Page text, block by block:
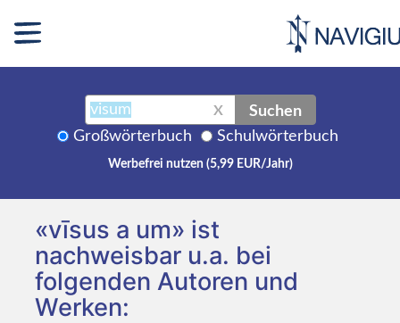
X Suchen
Großwörterbuch Schulwörterbuch
Werbefrei nutzen (5,99 EUR/Jahr)
«vīsus a um» ist
nachweisbar u.a. bei
folgenden Autoren und
Werken: